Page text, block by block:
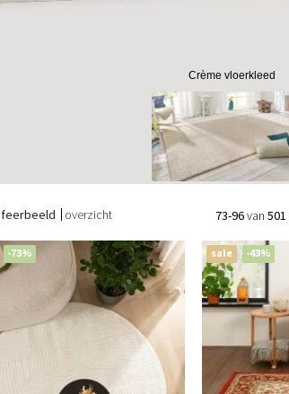
Crème vloerkleed
overzicht 73-96van501
-73% sale -43%